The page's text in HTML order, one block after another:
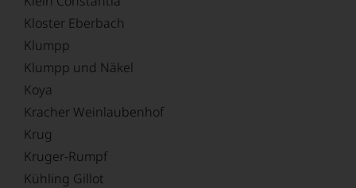
Kloster Eberbach
Klumpp
Klumpp und Näkel
Koya
Kracher Weinlaubenhof
Krug
Kruger-Rumpf
Kühling Gillot